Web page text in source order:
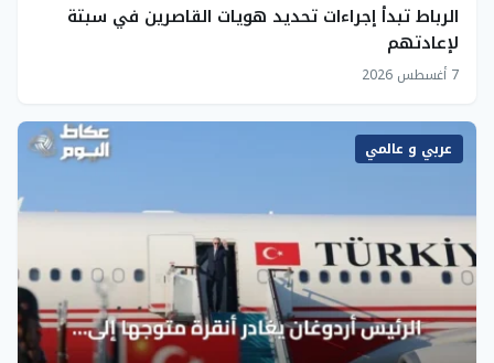
الرباط تبدأ إجراءات تحديد هويات القاصرين في سبتة
لإعادتهم
7 أغسطس 2026
عربي و عالمي